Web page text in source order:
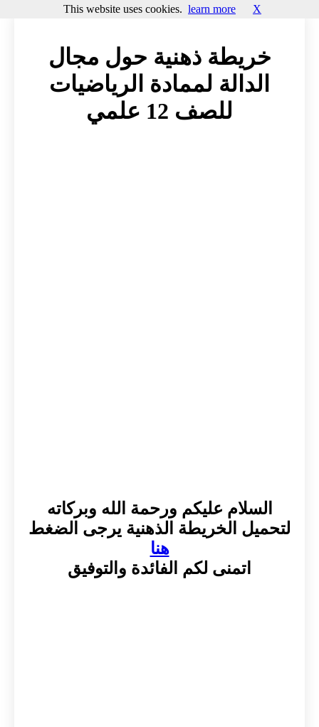
خريطة ذهنية حول مجال
الدالة لممادة الرياضيات
للصف 12 علمي
السلام عليكم ورحمة الله وبركاته
لتحميل الخريطة الذهنية يرجى الضغط
هنا
اتمنى لكم الفائدة والتوفيق
This website uses cookies. learn more X